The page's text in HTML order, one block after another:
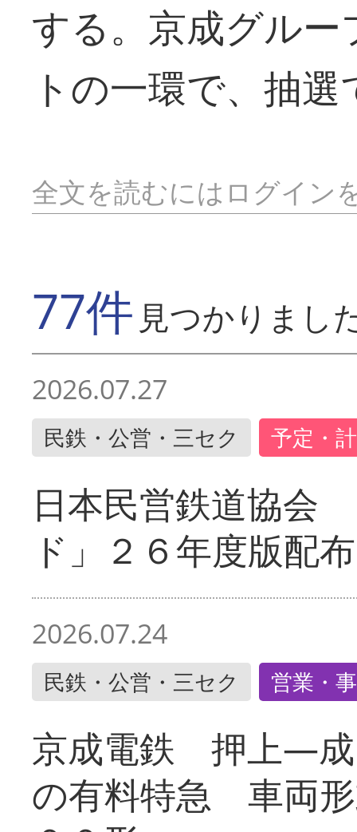
する。京成グル
トの一環で、抽
全文を読むにはログイン
77件 見つかりまし
2026.07.27
民鉄・公営・三セク 予定・
日本民営鉄道協会
ド」２６年度版配布
2026.07.24
民鉄・公営・三セク 営業・
京成電鉄 押上―成
の有料特急 車両